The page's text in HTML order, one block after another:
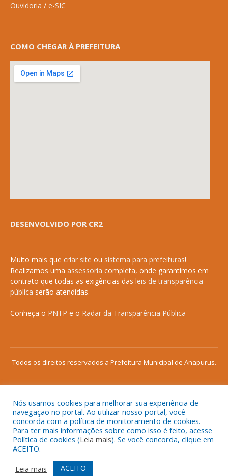
Ouvidoria / e-SIC
COMO CHEGAR À PREFEITURA
DESENVOLVIDO POR CR2
Muito mais que criar site ou sistema para prefeituras!
Realizamos uma assessoria completa, onde garantimos em
contrato que todas as exigências das leis de transparência
pública serão atendidas.
Conheça o PNTP e o Radar da Transparência Pública
Todos os direitos reservados a Prefeitura Municipal de Anapurus.
Mapa do Site
Acessar Área Administrativa
Acessar o Webmail
Nós usamos cookies para melhorar sua experiência de
navegação no portal. Ao utilizar nosso portal, você
concorda com a política de monitoramento de cookies.
Para ter mais informações sobre como isso é feito, acesse
Política de cookies (Leia mais). Se você concorda, clique em
ACEITO.
Leia mais
ACEITO